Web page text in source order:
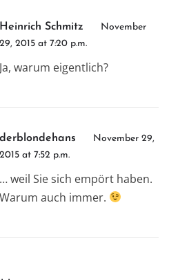
Heinrich Schmitz
November
29, 2015 at 7:20 p.m.
Ja, warum eigentlich?
derblondehans
November 29,
2015 at 7:52 p.m.
… weil Sie sich empört haben.
Warum auch immer.